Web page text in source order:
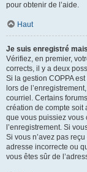
pour obtenir de l’aide.
Haut
Je suis enregistré
Vérifiez, en premier,
corrects, il y a deux
Si la gestion COPPA
lors de
courriel. Certains
création de compte soit
que vous puissiez vous
l’enregistrement. Si
Si vous n’avez pas
adresse incorrecte ou
vous êtes sûr de